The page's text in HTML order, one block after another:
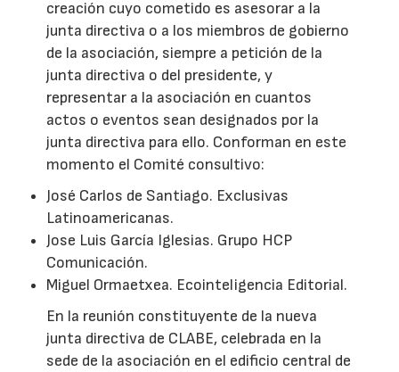
creación cuyo cometido es asesorar a la
junta directiva o a los miembros de gobierno
de la asociación, siempre a petición de la
junta directiva o del presidente, y
representar a la asociación en cuantos
actos o eventos sean designados por la
junta directiva para ello. Conforman en este
momento el Comité consultivo:
José Carlos de Santiago. Exclusivas
Latinoamericanas.
Jose Luis García Iglesias. Grupo HCP
Comunicación.
Miguel Ormaetxea. Ecointeligencia Editorial.
En la reunión constituyente de la nueva
junta directiva de CLABE, celebrada en la
sede de la asociación en el edificio central de